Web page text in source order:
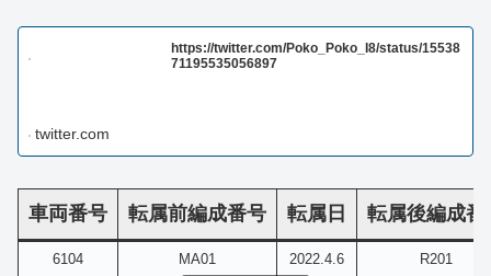
https://twitter.com/Poko_Poko_I8/status/15538
71195535056897
twitter.com
車両番号 転属前編成番号 転属日 転属後編成番
6104 MA01 2022.4.6 R201